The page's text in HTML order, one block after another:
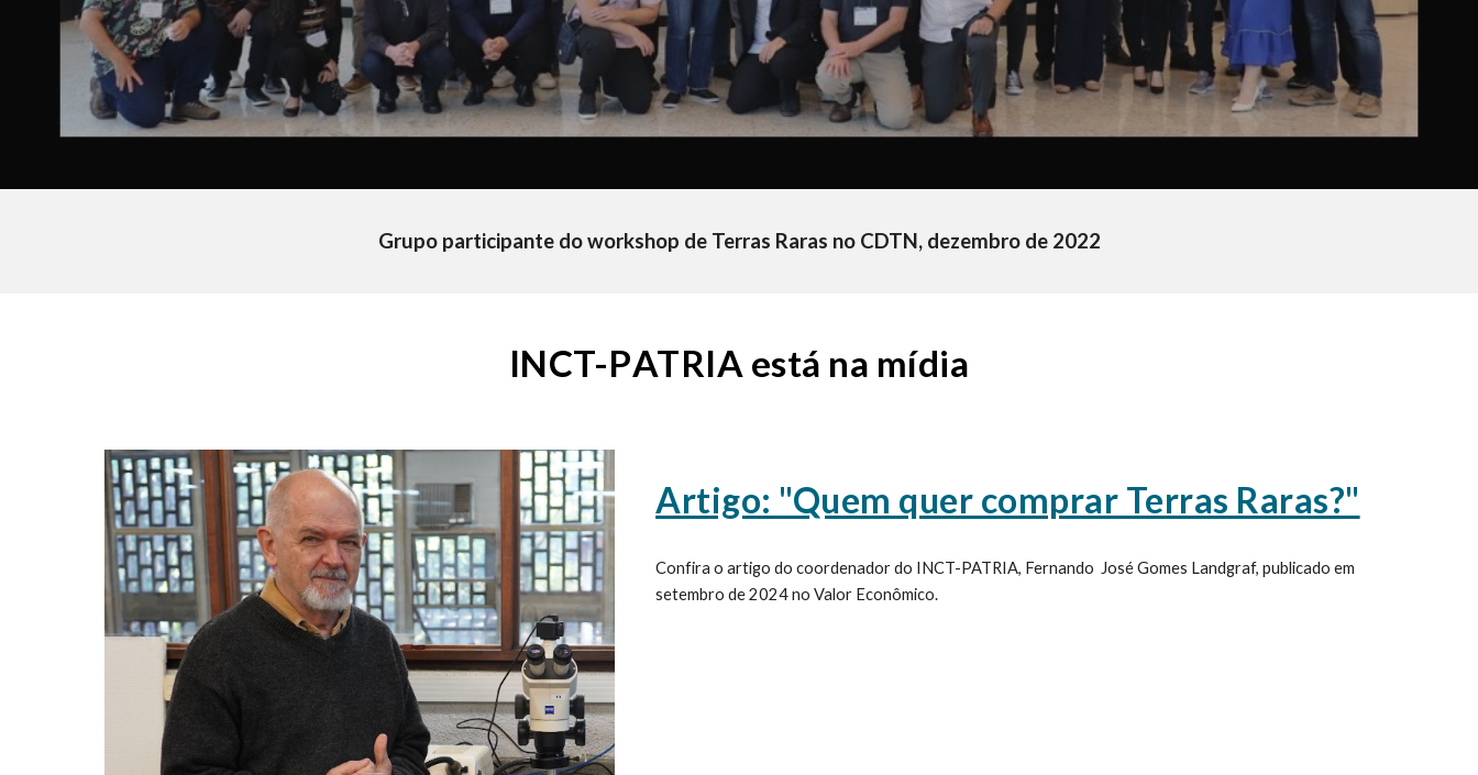
Grupo participante do workshop de Terras Raras no CDTN, dezembro de 2022
INCT-PATRIA está na mídia
Artigo: "Quem quer comprar Terras Raras?"
Confira o artigo do coordenador do INCT-PATRIA, Fernando José Gomes Landgraf, publicado em
setembro de 2024 no Valor Econômico.